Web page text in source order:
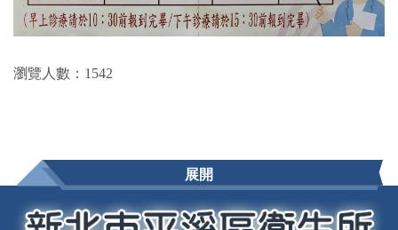
瀏覽人數：1542
展開